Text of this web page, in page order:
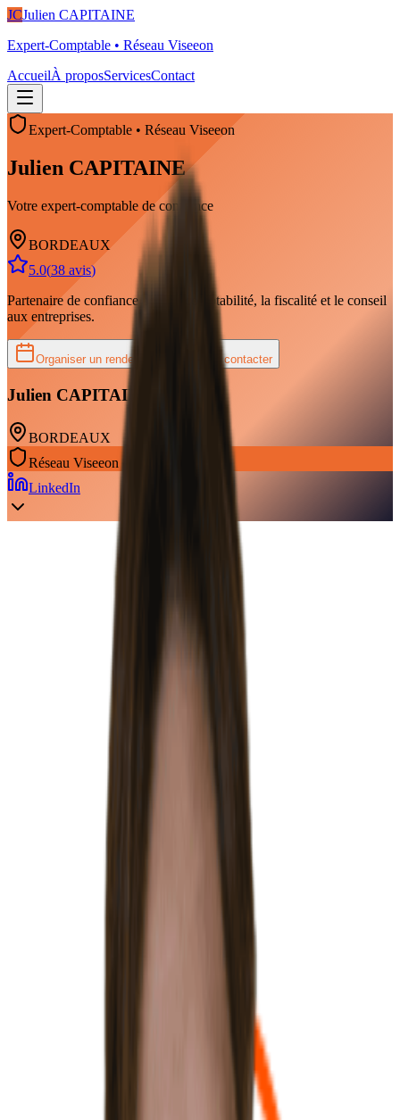
JCJulien CAPITAINE
Expert-Comptable • Réseau Viseeon
AccueilÀ proposServicesContact
Expert-Comptable • Réseau Viseeon
Julien CAPITAINE
Votre expert-comptable de confiance
BORDEAUX
5.0(38 avis)
Partenaire de confiance pour la comptabilité, la fiscalité et le conseil
aux entreprises.
Organiser un rendez-vous Me contacter
Julien CAPITAINE
BORDEAUX
Réseau Viseeon
LinkedIn
Julien Capitaine Expert-comptable | Julien Capitaine, expert-
comptable, a fait ses armes dans un grand cabinet d’expertise
comptable, notamment au service de sociétés spécialisées dans
énergies renouvelables et d’efficacité énergétique. Le thème de
mémoire est notamment sur les contrats de partenariats public /
d’œuvrer pour des femmes et des hommes ayant pour vocation
développement durable.
accueillir ses clients et partenaires. Les domaines de
prestataire de service, au conseil aux directions financières, à la